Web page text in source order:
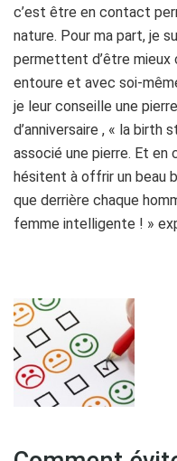
c’est être en contact
nature. Pour ma part, je
permettent d’être mieux
entoure et avec soi-
je leur conseille une
d’anniversaire , « la birth
associé une pierre. Et en
hésitent à offrir un beau
que derrière chaque
femme intelligente ! »